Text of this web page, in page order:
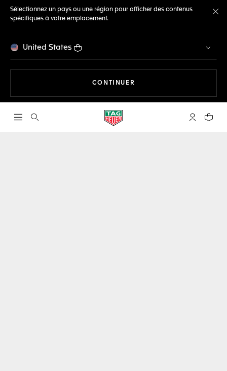
Sélectionnez un pays ou une région pour afficher des contenus
spécifiques à votre emplacement.
United States
CONTINUER
Ouvrir la barre de recherche Compte My
Votre